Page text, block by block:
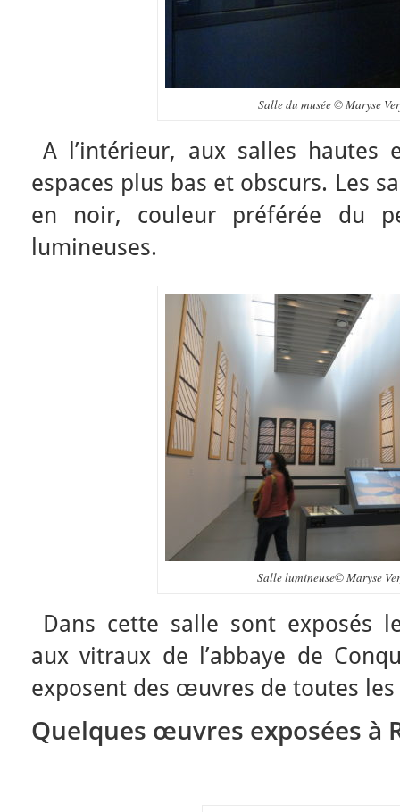
Salle du musée © Maryse
A l’intérieur, aux salles hautes
espaces plus bas et obscurs. Les
en noir, couleur préférée du
lumineuses.
Salle lumineuse© Maryse
Dans cette salle sont exposés
aux vitraux de l’abbaye de
exposent des œuvres de toutes
Quelques œuvres exposées à